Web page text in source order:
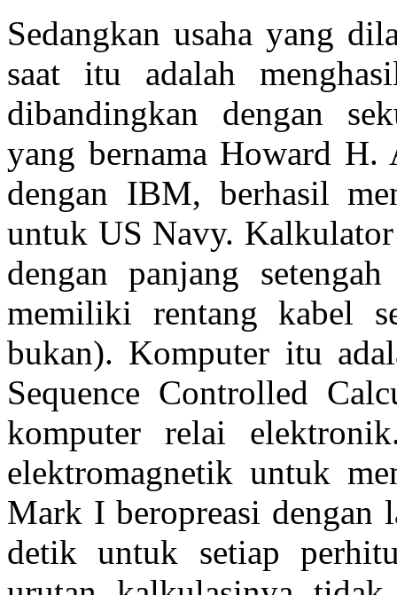
Sedangkan usaha yang
saat itu adalah
dibandingkan dengan
yang bernama Howard H.
dengan IBM, berhasil
untuk US Navy.
dengan panjang
memiliki rentang kabel
bukan). Komputer itu
Sequence Controlled
komputer relai
elektromagnetik untuk
Mark I beropreasi dengan
detik untuk setiap